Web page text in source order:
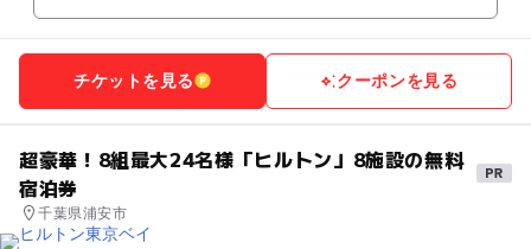
チケットを見る クーポンを見る
超豪華！8組最大24名様「ヒルトン」8施設の無料
宿泊券
千葉県浦安市